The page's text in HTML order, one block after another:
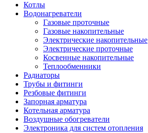
Котлы
Водонагреватели
Газовые проточные
Газовые накопительные
Электрические накопительные
Электрические проточные
Косвенные накопительные
Теплообменники
Радиаторы
Трубы и фитинги
Резбовые фитинги
Запорная арматура
Котельная арматура
Воздушные обогреватели
Электроника для систем отопления